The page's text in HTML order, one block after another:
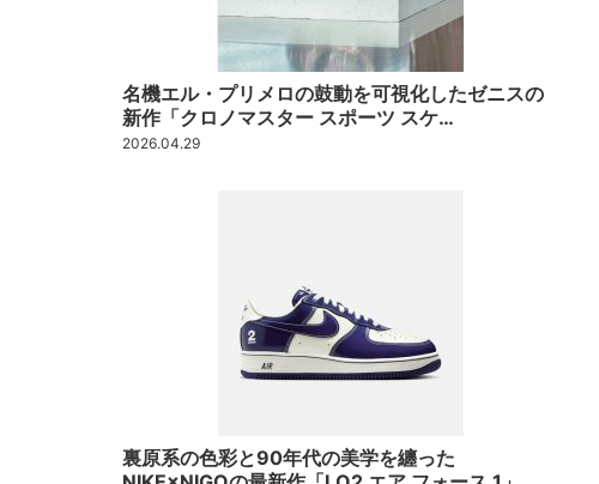
名機エル・プリメロの鼓動を可視化したゼニスの
新作「クロノマスター スポーツ スケ…
2026.04.29
裏原系の色彩と90年代の美学を纏った